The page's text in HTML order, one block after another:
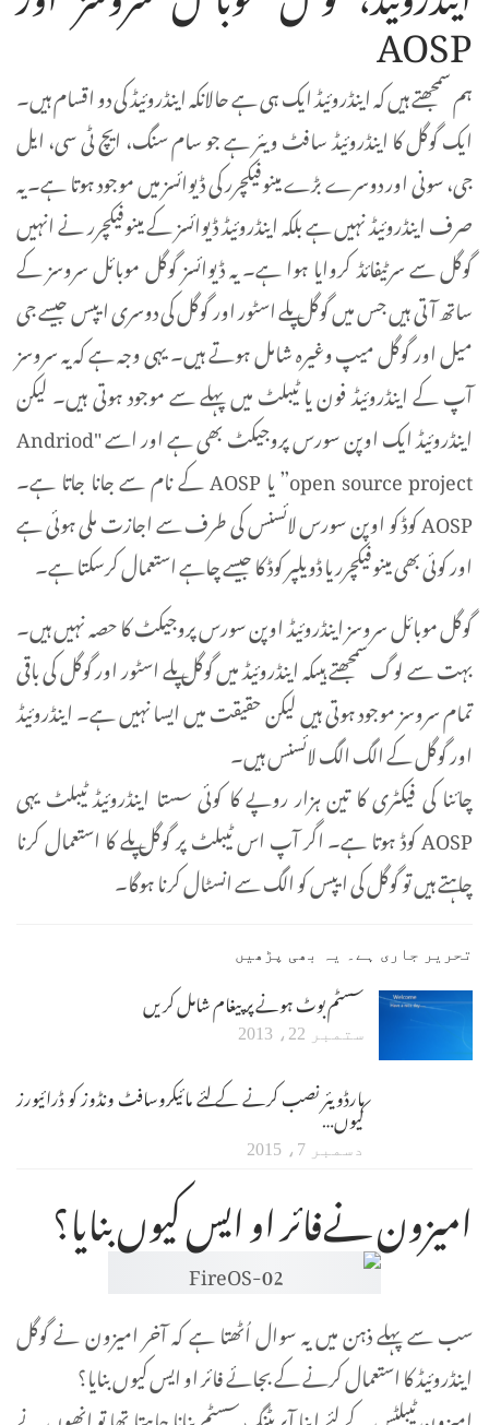
AOSP
ہم سمجھتے ہیں کہ اینڈروئیڈ ایک ہی ہے حالانکہ اینڈروئیڈ کی دو اقسام ہیں۔
ایک گوگل کا اینڈروئیڈ سافٹ ویئر ہے جو سام سنگ، ایچ ٹی سی، ایل
جی، سونی اور دوسرے بڑے مینوفیکچرر کی ڈیوائسز میں موجود ہوتا ہے۔ یہ
صرف اینڈروئیڈ نہیں ہے بلکہ اینڈروئیڈ ڈیوائسز کے مینوفیکچرر نے انہیں
گوگل سے سرٹیفائڈ کروایا ہوا ہے۔ یہ ڈیوائسز گوگل موبائل سروسز کے
ساتھ آتی ہیں جس میں گوگل پلے اسٹور اور گوگل کی دوسری ایپس جیسے جی
میل اور گوگل میپ وغیرہ شامل ہوتے ہیں۔ یہی وجہ ہے کہ یہ سروسز
آپ کے اینڈروئیڈ فون یا ٹیبلٹ میں پہلے سے موجود ہوتی ہیں۔ لیکن
اینڈروئیڈ ایک اوپن سورس پروجیکٹ بھی ہے اور اسے "Andriod
open source project” یا AOSP کے نام سے جانا جاتا ہے۔
AOSP کوڈ کو اوپن سورس لائسنس کی طرف سے اجازت ملی ہوئی ہے
اور کوئی بھی مینوفیکچرر یا ڈویلپر کوڈ کا جیسے چاہے استعمال کرسکتا ہے۔
گوگل موبائل سروسز اینڈروئیڈ اوپن سورس پروجیکٹ کا حصہ نہیں ہیں۔
بہت سے لوگ سمجھتے ہیںکہ اینڈروئیڈ میں گوگل پلے اسٹور اور گوگل کی باقی
تمام سروسز موجود ہوتی ہیں لیکن حقیقت میں ایسا نہیں ہے۔ اینڈروئیڈ
اور گوگل کے الگ الگ لائسنس ہیں۔
چائنا کی فیکٹری کا تین ہزار روپے کا کوئی سستا اینڈروئیڈ ٹیبلٹ یہی
AOSP کوڈ ہوتا ہے۔ اگر آپ اس ٹیبلٹ پر گوگل پلے کا استعمال کرنا
چاہتے ہیں تو گوگل کی ایپس کو الگ سے انسٹال کرنا ہوگا۔
تحریر جاری ہے۔ یہ بھی پڑھیں
سسٹم بوٹ ہونے پر پیغام شامل کریں
ستمبر 22، 2013
ہارڈویئر نصب کرنے کے لئے مائیکروسافٹ ونڈوز کو ڈرائیورز
کیوں…
دسمبر 7، 2015
امیزون نےفائر او ایس کیوں بنایا؟
سب سے پہلے ذہن میں یہ سوال اُٹھتا ہے کہ آخر امیزون نے گوگل
اینڈروئیڈ کا استعمال کرنے کے بجائے فائر او ایس کیوں بنایا؟